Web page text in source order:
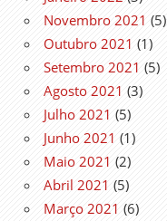
Novembro 2021 (5)
Outubro 2021 (1)
Setembro 2021 (5)
Agosto 2021 (3)
Julho 2021 (5)
Junho 2021 (1)
Maio 2021 (2)
Abril 2021 (5)
Março 2021 (6)